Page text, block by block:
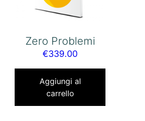
Zero Problemi
€339.00
Aggiungi al
carrello